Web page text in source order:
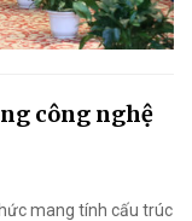
công nghệ
mang tính cấu trúc